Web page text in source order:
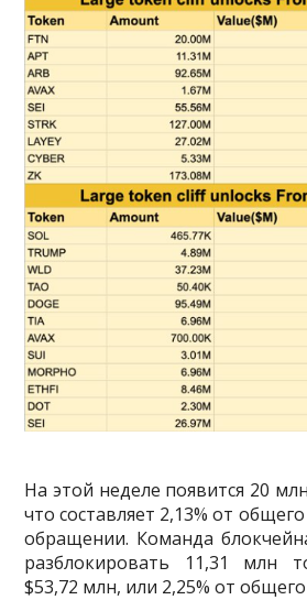
На этой неделе появится 20
что составляет 2,13% от
обращении. Команда
разблокировать 11,31 млн
$53,72 млн, или 2,25% от